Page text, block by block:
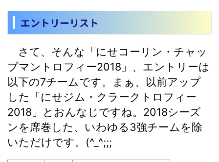
エントリーリスト
さて、そんな「にせコーリン・チャッ
プマントロフィー2018」、エントリーは
以下の7チームです。まぁ、以前アップ
した「にせジム・クラークトロフィー
2018」とおんなじですね。2018シーズ
ンを席巻した、いわゆる3強チームを除
いただけです。(^_^;;;